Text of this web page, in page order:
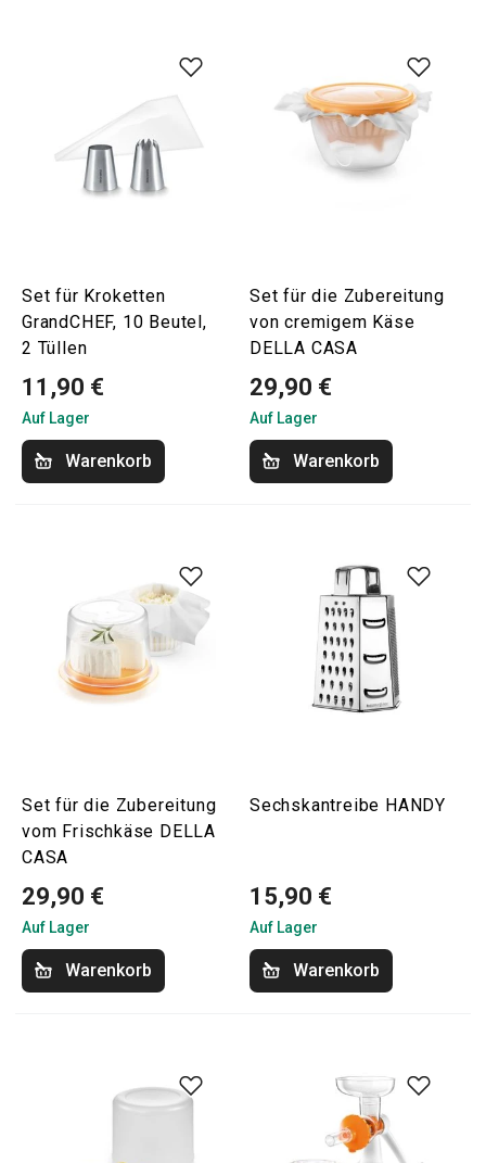
Set für Kroketten
GrandCHEF, 10 Beutel,
2 Tüllen
11,90 €
Auf Lager
Warenkorb
Set für die Zubereitung
von cremigem Käse
DELLA CASA
29,90 €
Auf Lager
Warenkorb
Set für die Zubereitung
vom Frischkäse DELLA
CASA
29,90 €
Auf Lager
Warenkorb
Sechskantreibe HANDY
15,90 €
Auf Lager
Warenkorb